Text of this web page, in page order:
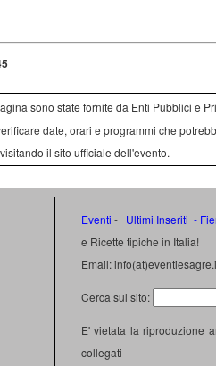
sono state fornite da Enti Pubblici e
date, orari e programmi che
il sito ufficiale dell'evento.
Eventi - Ultimi Inseriti -
e Ricette tipiche in Italia!
Email:
Cerca sul sito:
E' vietata la riproduzione
collegati